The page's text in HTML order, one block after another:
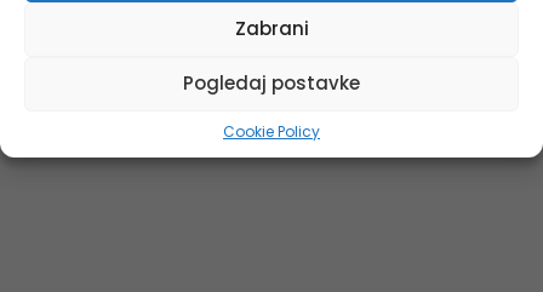
Zabrani
Pogledaj postavke
Cookie Policy